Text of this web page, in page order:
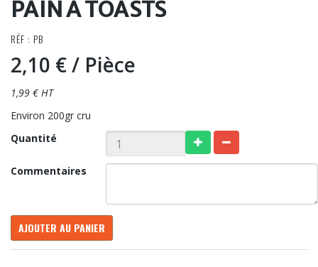
PAIN À TOASTS
RÉF : PB
2,10 €/ Pièce
1,99 € HT
Environ 200gr cru
Quantité
Commentaires
AJOUTER AU PANIER